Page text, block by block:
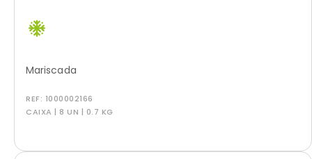
Mariscada
REF: 1000002166
CAIXA | 8 UN | 0.7 KG